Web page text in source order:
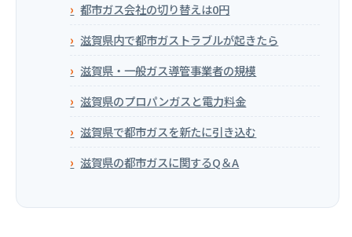
都市ガス会社の切り替えは0円
滋賀県内で都市ガストラブルが起きたら
滋賀県・一般ガス導管事業者の規模
滋賀県のプロパンガスと電力料金
滋賀県で都市ガスを新たに引き込む
滋賀県の都市ガスに関するQ＆A